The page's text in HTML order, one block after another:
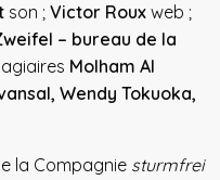
son ; Victor Roux web ;
– bureau de la
Molham Al
Wendy Tokuoka,
la Compagnie sturmfrei